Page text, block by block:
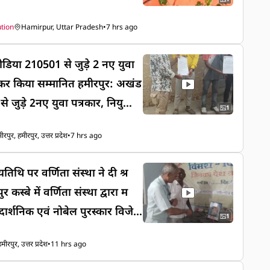
Hamirpur, Uttar Pradesh•7 hrs ago
210501 से जुड़े 2 नए युवा
सम्मानित हमीरपुर: अखंड
जुड़े 2नए युवा पत्रकार, नियुक्ति
2युवाओं को सौंपे नियुक्ति पत्र
2सच की आवाज ब
मीडिया C-यूनिट में शामिल
C यूनिट* की तरफ से हमारे साथ
को हार्दिक बधाई एवं मंगल
1
हमीरपुर, उत्तर प्रदेश•7 hrs ago
पर वर्णिता संस्था ने दी श्र
कस्बे में वर्णिता संस्था द्वारा म
एवं नोबेल पुरस्कार विजेता
पर श्रद्धांजलि सभा का आ
पर संस्था के अध्यक्ष डॉ. भ
1
उत्तर प्रदेश•11 hrs ago